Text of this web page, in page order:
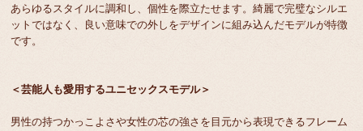
あらゆるスタイルに調和し、個性を際立たせます。綺麗で完璧なシルエ
ットではなく、良い意味での外しをデザインに組み込んだモデルが特徴
です。
＜芸能人も愛用するユニセックスモデル＞
男性の持つかっこよさや女性の芯の強さを目元から表現できるフレーム